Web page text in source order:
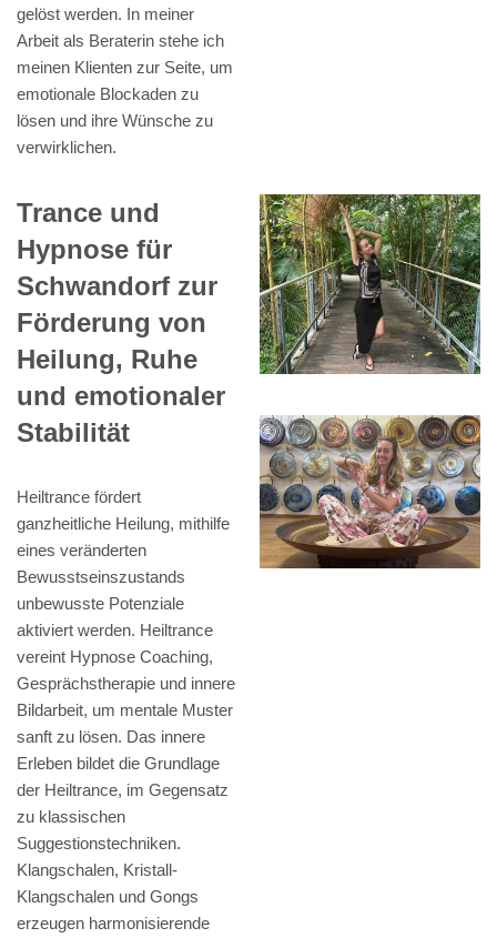
gelöst werden. In meiner
Arbeit als Beraterin stehe ich
meinen Klienten zur Seite, um
emotionale Blockaden zu
lösen und ihre Wünsche zu
verwirklichen.
Trance und
Hypnose für
Schwandorf zur
Förderung von
Heilung, Ruhe
und emotionaler
Stabilität
Heiltrance fördert
ganzheitliche Heilung, mithilfe
eines veränderten
Bewusstseinszustands
unbewusste Potenziale
aktiviert werden. Heiltrance
vereint Hypnose Coaching,
Gesprächstherapie und innere
Bildarbeit, um mentale Muster
sanft zu lösen. Das innere
Erleben bildet die Grundlage
der Heiltrance, im Gegensatz
zu klassischen
Suggestionstechniken.
Klangschalen, Kristall-
Klangschalen und Gongs
erzeugen harmonisierende